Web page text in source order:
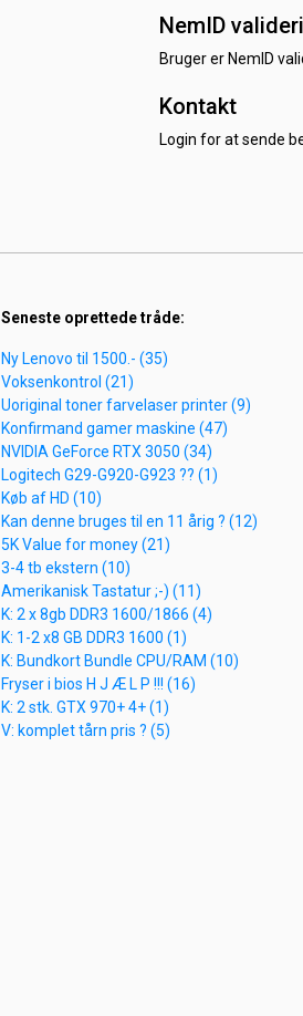
NemID
Bruger er NemID
Kontakt
Login for at sende
Seneste oprettede tråde:
Ny Lenovo til 1500.- (35)
Voksenkontrol (21)
Uoriginal toner farvelaser printer (9)
Konfirmand gamer maskine (47)
NVIDIA GeForce RTX 3050 (34)
Logitech G29-G920-G923 ?? (1)
Køb af HD (10)
Kan denne bruges til en 11 årig ? (12)
5K Value for money (21)
3-4 tb ekstern (10)
Amerikanisk Tastatur ;-) (11)
K: 2 x 8gb DDR3 1600/1866 (4)
K: 1-2 x8 GB DDR3 1600 (1)
K: Bundkort Bundle CPU/RAM (10)
Fryser i bios H J Æ L P !!! (16)
K: 2 stk. GTX 970+ 4+ (1)
V: komplet tårn pris ? (5)